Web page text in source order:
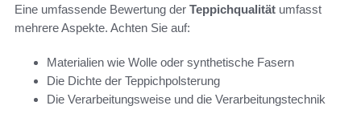
Eine umfassende Bewertung der Teppichqualität umfasst
mehrere Aspekte. Achten Sie auf:
Materialien wie Wolle oder synthetische Fasern
Die Dichte der Teppichpolsterung
Die Verarbeitungsweise und die Verarbeitungstechnik